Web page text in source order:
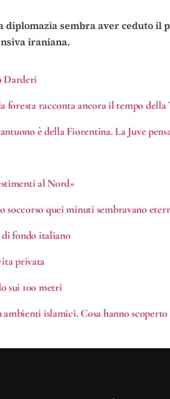
sembra aver ceduto il
iraniana.
Darderi
foresta racconta ancora il tempo della
è della Fiorentina. La Juve
al Nord»
quei minuti sembravano
di fondo italiano
privata
sui 100 metri
islamici. Cosa hanno